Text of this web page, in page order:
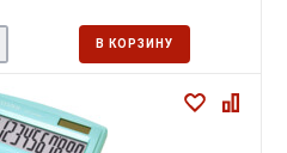
В КОРЗИНУ